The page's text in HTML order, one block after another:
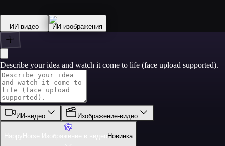
ИИ‑видео ИИ‑изображения
Describe your idea and watch it come to life (face upload supported).
ИИ‑видео Изображение-видео
HappyHorse Изображение в видео Новинка